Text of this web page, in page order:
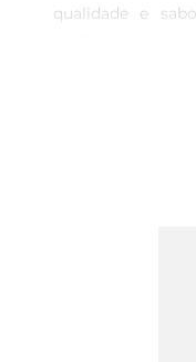
qualidade e
pura experiência
com reflexos